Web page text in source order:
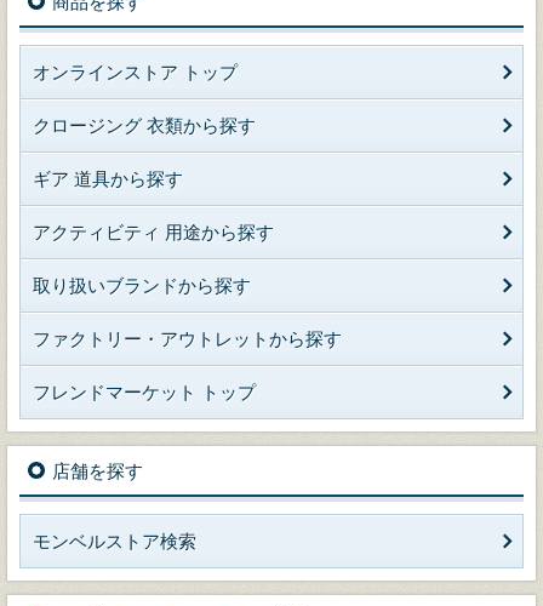
オンラインストア トップ
クロージング 衣類から探す
ギア 道具から探す
アクティビティ 用途から探す
取り扱いブランドから探す
ファクトリー・アウトレットから探す
フレンドマーケット トップ
店舗を探す
モンベルストア検索